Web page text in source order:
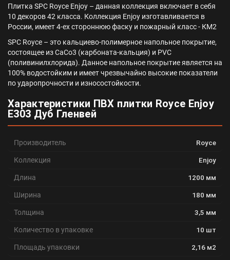
Плитка SPC Royce Enjoy – данная коллекция включает в себя
10 декоров 42 класса. Коллекция Enjoy изготавливается в
России, имеет 4-ех стороннюю фаску и пожарный класс - КМ2
SPC Royce – это кальциево-полимерное напольное покрытие,
состоящее из CaCo3 (карбоната-кальция) и PVC
(поливинилхлорида). Данное напольное покрытие является на
100% водостойким и имеет чрезвычайно высокие показатели
по ударопрочности и износостойкости.
Характеристики ПВХ плитки Royce Enjoy
Е303 Дуб Гленвей
Производитель Royce
Коллекция Enjoy
Длина 1200 мм
Ширина 180 мм
Толщина 3,5 мм
Количество в упаковке 10 шт
Площадь упаковки 2,16 м2